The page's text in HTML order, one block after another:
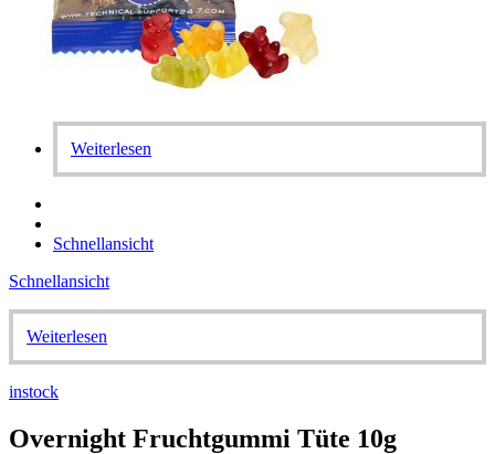
Weiterlesen
Schnellansicht
Schnellansicht
Weiterlesen
instock
Overnight Fruchtgummi Tüte 10g